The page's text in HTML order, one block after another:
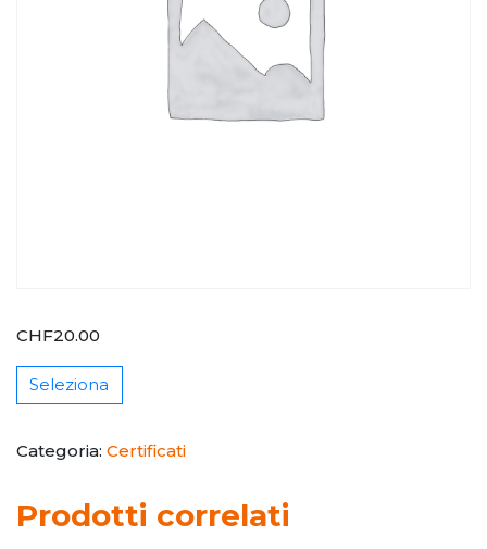
CHF20.00
Seleziona
Categoria: Certificati
Prodotti correlati